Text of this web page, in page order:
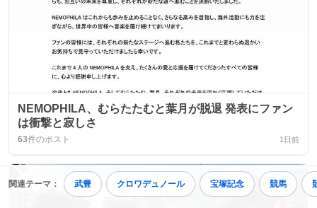
関連テーマ： 武豊 クロワデュノール 宝塚記念 競馬
NEMOPHILA、むらたたむと葉月が脱退 発表にファン
は衝撃と寂しさ
63件のポスト 1日前